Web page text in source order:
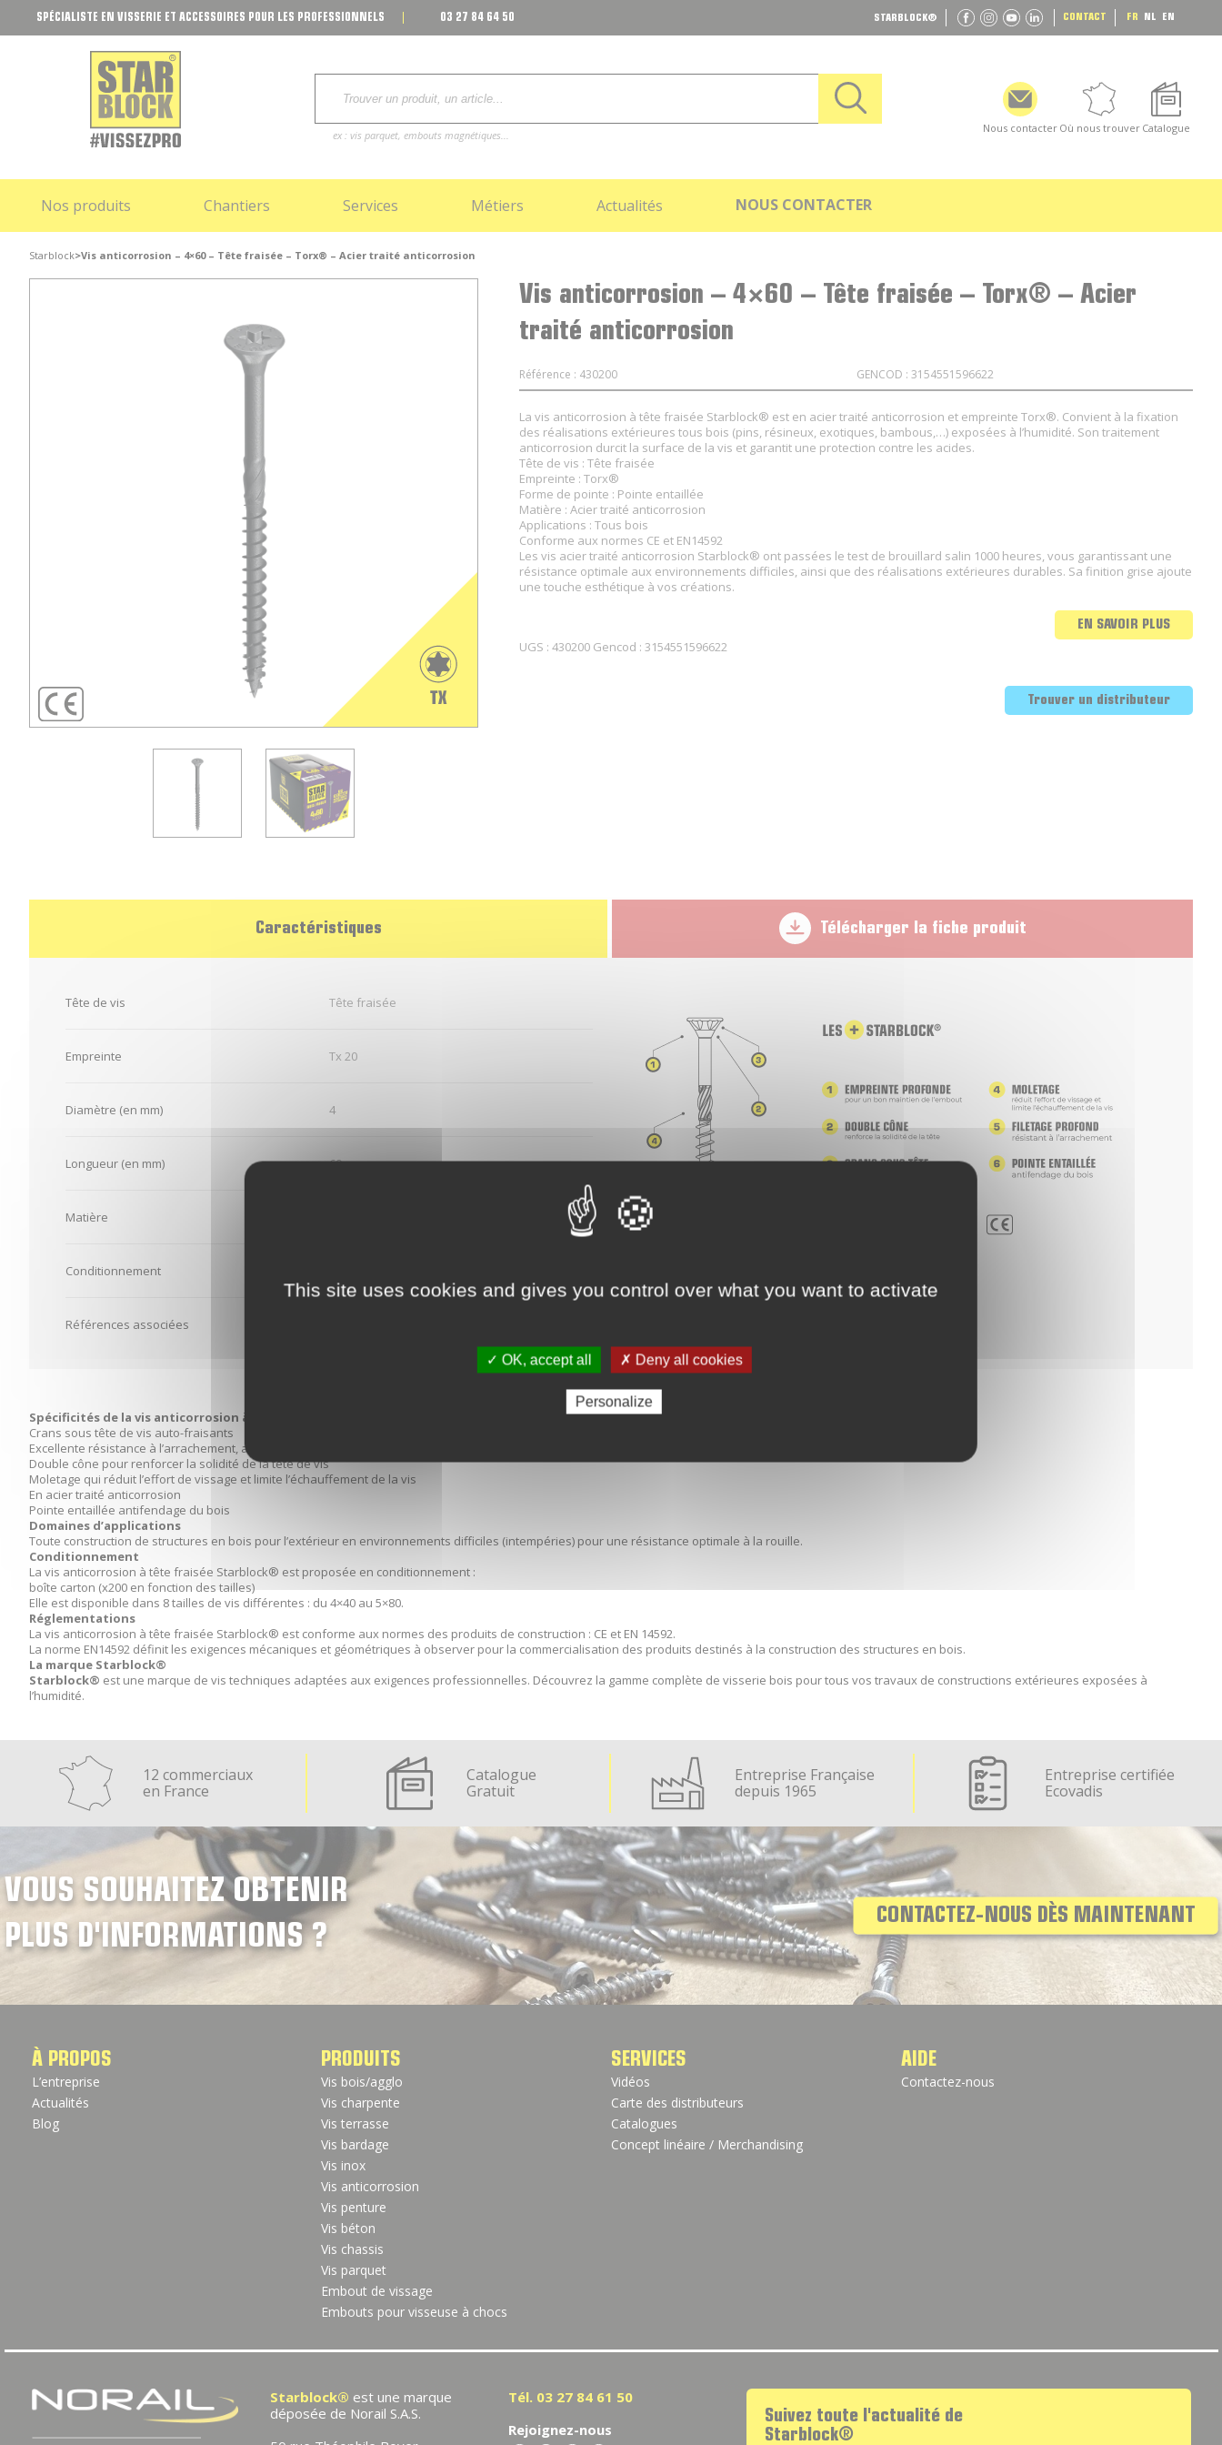
SPÉCIALISTE EN VISSERIE ET ACCESSOIRES POUR LES PROFESSIONNELS 03 27 84 64 50 STARBLOCK® CONTACT FR NL EN
ex : vis parquet, embouts magnétiques...
Nous contacter Où nous trouver Catalogue
Nos produits Chantiers Services Métiers Actualités NOUS CONTACTER
Starblock>Vis anticorrosion – 4×60 – Tête fraisée – Torx® – Acier traité anticorrosion
Vis anticorrosion – 4×60 – Tête fraisée – Torx® – Acier
traité anticorrosion
Référence : 430200 GENCOD : 3154551596622
La vis anticorrosion à tête fraisée Starblock® est en acier traité anticorrosion et empreinte Torx®. Convient à la fixation
des réalisations extérieures tous bois (pins, résineux, exotiques, bambous,…) exposées à l’humidité. Son traitement
anticorrosion durcit la surface de la vis et garantit une protection contre les acides.
Tête de vis : Tête fraisée
Empreinte : Torx®
Forme de pointe : Pointe entaillée
Matière : Acier traité anticorrosion
Applications : Tous bois
Conforme aux normes CE et EN14592
Les vis acier traité anticorrosion Starblock® ont passées le test de brouillard salin 1000 heures, vous garantissant une
résistance optimale aux environnements difficiles, ainsi que des réalisations extérieures durables. Sa finition grise ajoute
une touche esthétique à vos créations.
EN SAVOIR PLUS
UGS : 430200 Gencod : 3154551596622
Trouver un distributeur
Caractéristiques Télécharger la fiche produit
Tête de vis Tête fraisée
Empreinte Tx 20
Diamètre (en mm) 4
Longueur (en mm) 60
Matière
Conditionnement
Références associées
Spécificités de la vis anticorrosion à tête fraisée Starblock®
Crans sous tête de vis auto-fraisants
Excellente résistance à l’arrachement, amorce de vissage immédiate
Double cône pour renforcer la solidité de la tête de vis
Moletage qui réduit l’effort de vissage et limite l’échauffement de la vis
En acier traité anticorrosion
Pointe entaillée antifendage du bois
Domaines d’applications
Toute construction de structures en bois pour l’extérieur en environnements difficiles (intempéries) pour une résistance optimale à la rouille.
Conditionnement
La vis anticorrosion à tête fraisée Starblock® est proposée en conditionnement :
boîte carton (x200 en fonction des tailles)
Elle est disponible dans 8 tailles de vis différentes : du 4×40 au 5×80.
Réglementations
La vis anticorrosion à tête fraisée Starblock® est conforme aux normes des produits de construction : CE et EN 14592.
La norme EN14592 définit les exigences mécaniques et géométriques à observer pour la commercialisation des produits destinés à la construction des structures en bois.
La marque Starblock®
Starblock® est une marque de vis techniques adaptées aux exigences professionnelles. Découvrez la gamme complète de visserie bois pour tous vos travaux de constructions extérieures exposées à
l’humidité.
12 commerciaux
en France
Catalogue
Gratuit
Entreprise Française
depuis 1965
Entreprise certifiée
Ecovadis
VOUS SOUHAITEZ OBTENIR
PLUS D'INFORMATIONS ?
CONTACTEZ-NOUS DÈS MAINTENANT
À PROPOS
L’entreprise
Actualités
Blog
PRODUITS
Vis bois/agglo
Vis charpente
Vis terrasse
Vis bardage
Vis inox
Vis anticorrosion
Vis penture
Vis béton
Vis chassis
Vis parquet
Embout de vissage
Embouts pour visseuse à chocs
SERVICES
Vidéos
Carte des distributeurs
Catalogues
Concept linéaire / Merchandising
AIDE
Contactez-nous
Starblock® est une marque
déposée de Norail S.A.S.
Tél. 03 27 84 61 50
Rejoignez-nous
Suivez toute l'actualité de
Starblock®
This site uses cookies and gives you control over what you want to activate
✓ OK, accept all ✗ Deny all cookies
Personalize